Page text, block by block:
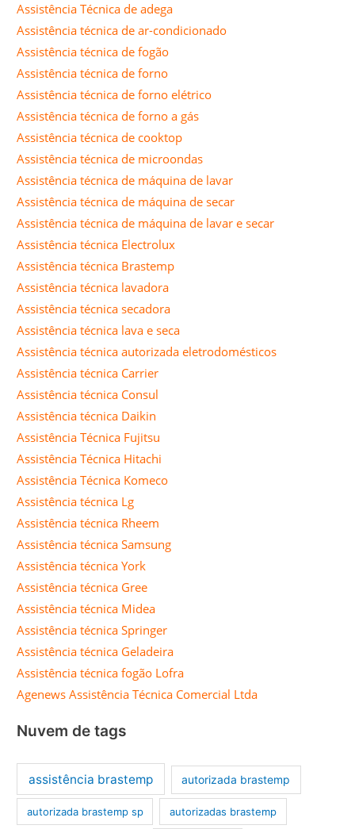
Assistência Técnica de adega
Assistência técnica de ar-condicionado
Assistência técnica de fogão
Assistência técnica de forno
Assistência técnica de forno elétrico
Assistência técnica de forno a gás
Assistência técnica de cooktop
Assistência técnica de microondas
Assistência técnica de máquina de lavar
Assistência técnica de máquina de secar
Assistência técnica de máquina de lavar e secar
Assistência técnica Electrolux
Assistência técnica Brastemp
Assistência técnica lavadora
Assistência técnica secadora
Assistência técnica lava e seca
Assistência técnica autorizada eletrodomésticos
Assistência técnica Carrier
Assistência técnica Consul
Assistência técnica Daikin
Assistência Técnica Fujitsu
Assistência Técnica Hitachi
Assistência Técnica Komeco
Assistência técnica Lg
Assistência técnica Rheem
Assistência técnica Samsung
Assistência técnica York
Assistência técnica Gree
Assistência técnica Midea
Assistência técnica Springer
Assistência técnica Geladeira
Assistência técnica fogão Lofra
Agenews Assistência Técnica Comercial Ltda
Nuvem de tags
assistência brastemp autorizada brastemp
autorizada brastemp sp autorizadas brastemp